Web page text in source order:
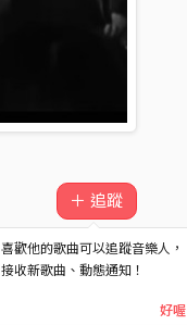
＋ 追蹤
喜歡他的歌曲可以追蹤音樂人，
接收新歌曲、動態通知！
好喔